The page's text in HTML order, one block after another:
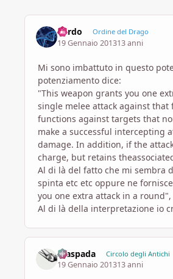
Pardo Ordine del Drago
19 Gennaio 201313 anni
Mi sono imbattuto in questo
potenziamento dice:
"This weapon grants you one
single melee attack against
functions against targets that
make a successful intercepting
damage. In addition, if the
charge, but retains
Al di là del fatto che mi sembra
spinta etc etc oppure ne
you one extra attack in a
Al di là della interpretazione io
Alaspada Circolo degli Antichi
19 Gennaio 201313 anni